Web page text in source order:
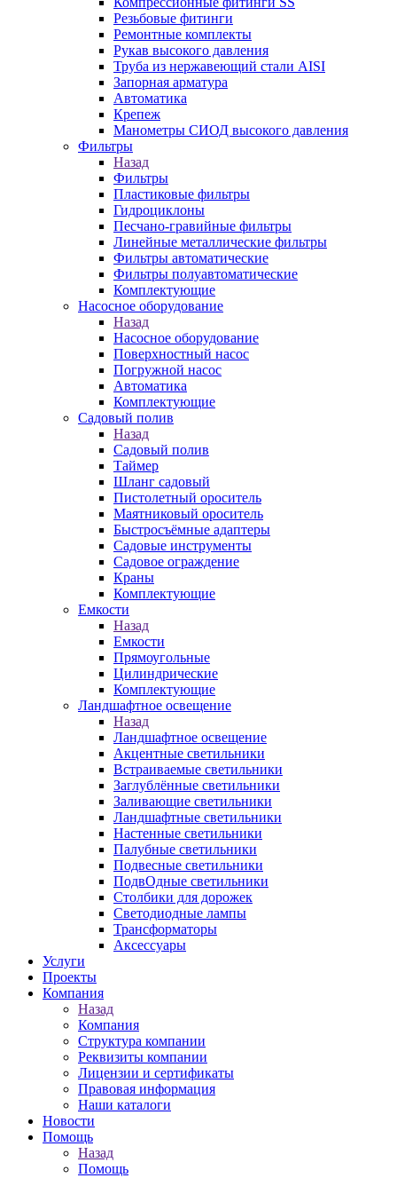
Резьбовые фитинги
Ремонтные комплекты
Рукав высокого давления
Труба из нержавеющий стали AISI
Запорная арматура
Автоматика
Крепеж
Манометры СИОД высокого давления
Фильтры
Назад
Фильтры
Пластиковые фильтры
Гидроциклоны
Песчано-гравийные фильтры
Линейные металлические фильтры
Фильтры автоматические
Фильтры полуавтоматические
Комплектующие
Насосное оборудование
Назад
Насосное оборудование
Поверхностный насос
Погружной насос
Автоматика
Комплектующие
Садовый полив
Назад
Садовый полив
Таймер
Шланг садовый
Пистолетный ороситель
Маятниковый ороситель
Быстросъёмные адаптеры
Садовые инструменты
Садовое ограждение
Краны
Комплектующие
Емкости
Назад
Емкости
Прямоугольные
Цилиндрические
Комплектующие
Ландшафтное освещение
Назад
Ландшафтное освещение
Акцентные светильники
Встраиваемые светильники
Заглублённые светильники
Заливающие светильники
Ландшафтные светильники
Настенные светильники
Палубные светильники
Подвесные светильники
ПодвОдные светильники
Столбики для дорожек
Светодиодные лампы
Трансформаторы
Аксессуары
Услуги
Проекты
Компания
Назад
Компания
Структура компании
Реквизиты компании
Лицензии и сертификаты
Правовая информация
Наши каталоги
Новости
Помощь
Назад
Помощь